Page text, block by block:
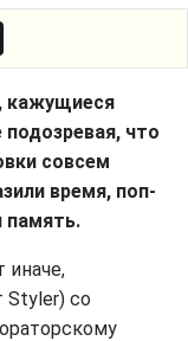
кажущиеся
что
совсем
время, поп-
память.
иначе,
Styler) со